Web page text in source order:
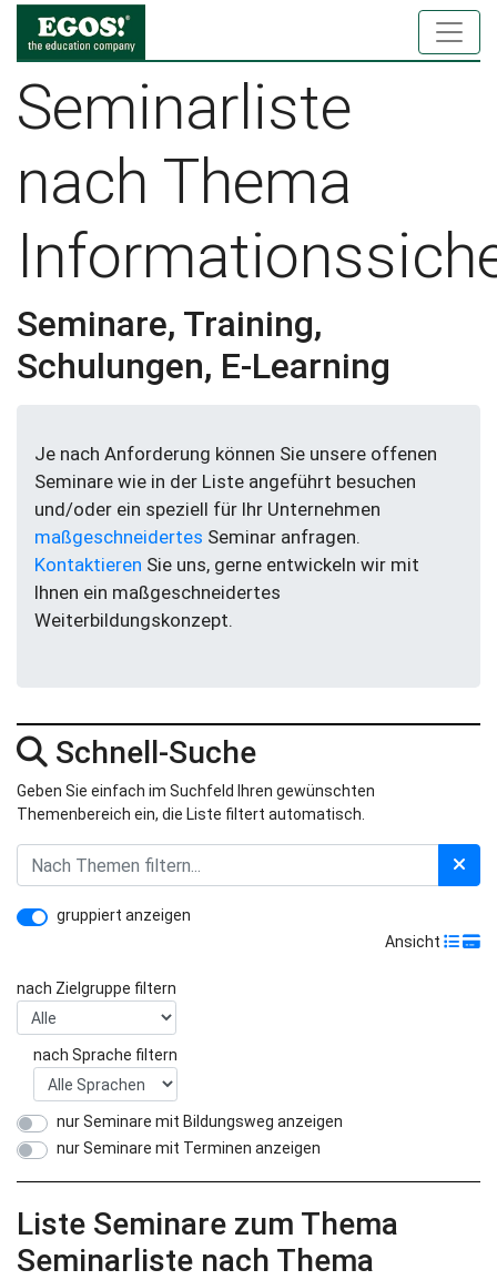
Seminarliste
nach Thema
Seminare, Training,
Schulungen, E-Learning
Je nach Anforderung können Sie unsere offenen
Seminare wie in der Liste angeführt besuchen
und/oder ein speziell für Ihr Unternehmen
maßgeschneidertes Seminar anfragen.
Kontaktieren Sie uns, gerne entwickeln wir mit
Ihnen ein maßgeschneidertes
Weiterbildungskonzept.
Schnell-Suche
Geben Sie einfach im Suchfeld Ihren gewünschten
Themenbereich ein, die Liste filtert automatisch.
gruppiert anzeigen
Ansicht
nach Zielgruppe filtern
nach Sprache filtern
nur Seminare mit Bildungsweg anzeigen
nur Seminare mit Terminen anzeigen
Liste Seminare zum Thema
Seminarliste nach Thema